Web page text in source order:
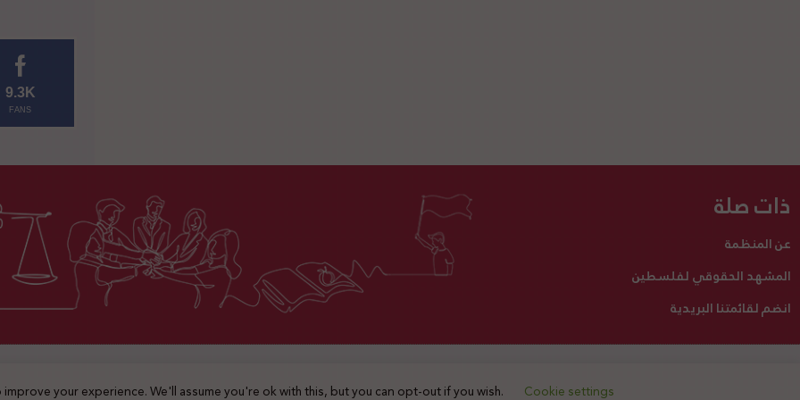
9.3K
FANS
ذات صلة
عن المنظمة
المشهد الحقوقي لفلسطين
انضم لقائمتنا البريدية
اتصل بنا تبرع لنا 2025 © جميع الحقوق محفوظة
your experience. We'll assume you're ok with this, but you can opt-out if you wish. Cookie settings